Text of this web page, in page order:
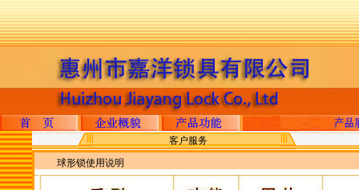
客户服务
球形锁使用说明